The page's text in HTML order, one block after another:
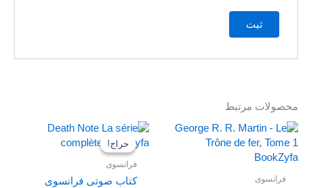
محصولات مرتبط
فرانسوی
حراج!
حراج!
فرانسوی
کتاب صوتی فرانسوی
قیمت
اصلی
قیمت
فعلی